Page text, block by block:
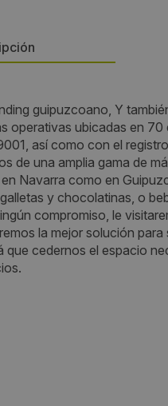
guipuzcoano, Y
operativas ubicadas en
así como con el
de una amplia gama de
Navarra como en
y chocolatinas, o
compromiso, le
la mejor solución para
que cedernos el espacio
Email: